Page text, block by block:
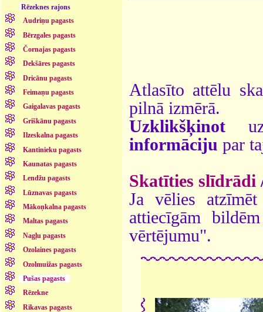
Rēzeknes rajons
Audriņu pagasts
Bērzgales pagasts
Čornajas pagasts
Dekšāres pagasts
Dricānu pagasts
Feimaņu pagasts
Gaigalavas pagasts
Griškānu pagasts
Ilzeskalna pagasts
Kantinieku pagasts
Kaunatas pagasts
Lendžu pagasts
Lūznavas pagasts
Mākoņkalna pagasts
Maltas pagasts
Nagļu pagasts
Ozolaines pagasts
Ozolmuižas pagasts
Pušas pagasts
Rēzekne
Rikavas pagasts
Atlasīto attēlu
pilnā izmērā.
Uzklikšķinot
informāciju par
Skatīties slīdrādi
Ja vēlies
attiecīgām
vērtējumu".